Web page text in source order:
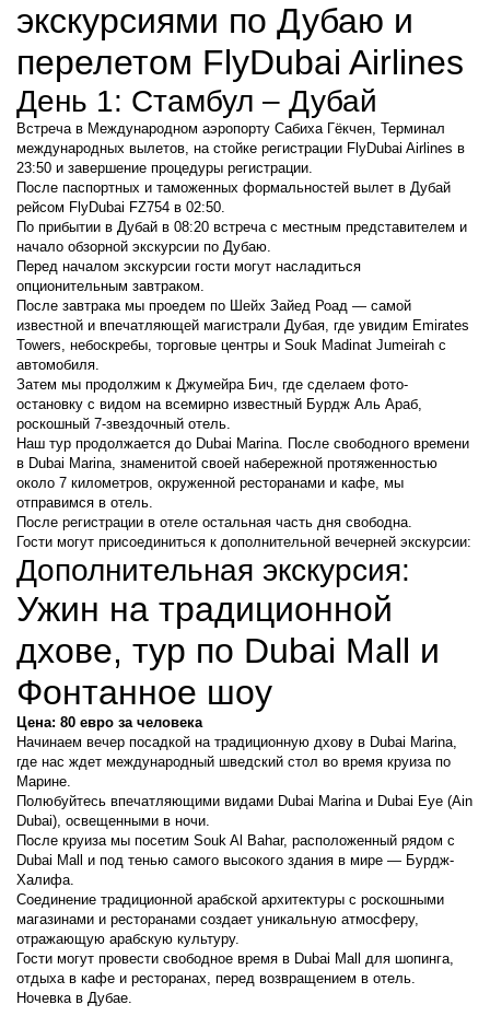
экскурсиями по Дубаю и
перелетом FlyDubai Airlines
День 1: Стамбул – Дубай
Встреча в Международном аэропорту Сабиха Гёкчен, Терминал
международных вылетов, на стойке регистрации FlyDubai Airlines в
23:50 и завершение процедуры регистрации.
После паспортных и таможенных формальностей вылет в Дубай
рейсом FlyDubai FZ754 в 02:50.
По прибытии в Дубай в 08:20 встреча с местным представителем и
начало обзорной экскурсии по Дубаю.
Перед началом экскурсии гости могут насладиться
опционительным завтраком.
После завтрака мы проедем по Шейх Зайед Роад — самой
известной и впечатляющей магистрали Дубая, где увидим Emirates
Towers, небоскребы, торговые центры и Souk Madinat Jumeirah с
автомобиля.
Затем мы продолжим к Джумейра Бич, где сделаем фото-
остановку с видом на всемирно известный Бурдж Аль Араб,
роскошный 7-звездочный отель.
Наш тур продолжается до Dubai Marina. После свободного времени
в Dubai Marina, знаменитой своей набережной протяженностью
около 7 километров, окруженной ресторанами и кафе, мы
отправимся в отель.
После регистрации в отеле остальная часть дня свободна.
Гости могут присоединиться к дополнительной вечерней экскурсии:
Дополнительная экскурсия:
Ужин на традиционной
дхове, тур по Dubai Mall и
Фонтанное шоу
Цена: 80 евро за человека
Начинаем вечер посадкой на традиционную дхову в Dubai Marina,
где нас ждет международный шведский стол во время круиза по
Марине.
Полюбуйтесь впечатляющими видами Dubai Marina и Dubai Eye (Ain
Dubai), освещенными в ночи.
После круиза мы посетим Souk Al Bahar, расположенный рядом с
Dubai Mall и под тенью самого высокого здания в мире — Бурдж-
Халифа.
Соединение традиционной арабской архитектуры с роскошными
магазинами и ресторанами создает уникальную атмосферу,
отражающую арабскую культуру.
Гости могут провести свободное время в Dubai Mall для шопинга,
отдыха в кафе и ресторанах, перед возвращением в отель.
Ночевка в Дубае.